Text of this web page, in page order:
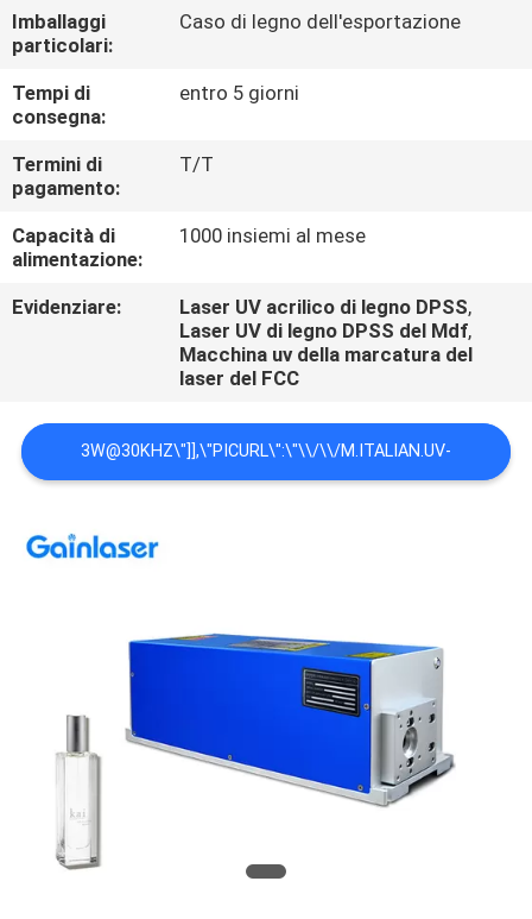
CONTATTICI
RICHIEDA
UNA
CITAZIONE
Imballaggi
particolari:
Caso di legno dell'esportazione
Tempi di
consegna:
entro 5 giorni
Termini di
pagamento:
T/T
Capacità di
alimentazione:
1000 insiemi al mese
Evidenziare: Laser UV acrilico di legno DPSS,
Laser UV di legno DPSS del Mdf,
Macchina uv della marcatura del
laser del FCC
3W@30KHZ\"]],\"PICURL\":\"\\/\\/M.ITALIAN.UV-
LASER 355NM DI LEGNO DPSS DEL MDF PER IL PICCOLO
DOMESTICO\",\"USERNAME\":\"ADMIN\"}","","",1);'>MIGLIOR